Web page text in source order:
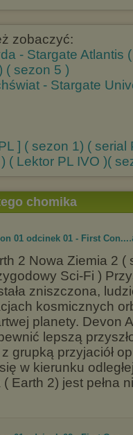
zobaczyć:
- Stargate Atlantis
( sezon 5 )
- Stargate
] ( sezon 1) ( serial
( Lektor PL IVO )(
chomika
01 odcinek 01 - First Con...
2 Nowa Ziemia 2 (
Sci-Fi )
zniszczona,
kosmicznych
planety. Devon
lepszą
grupką przyjaciół
w kierunku
Earth 2) jest pełna